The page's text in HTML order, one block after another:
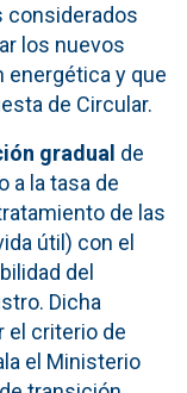
considerados
los nuevos
energética y que
de Circular.
gradual de
a la tasa de
de las
útil) con el
del
Dicha
el criterio de
el Ministerio